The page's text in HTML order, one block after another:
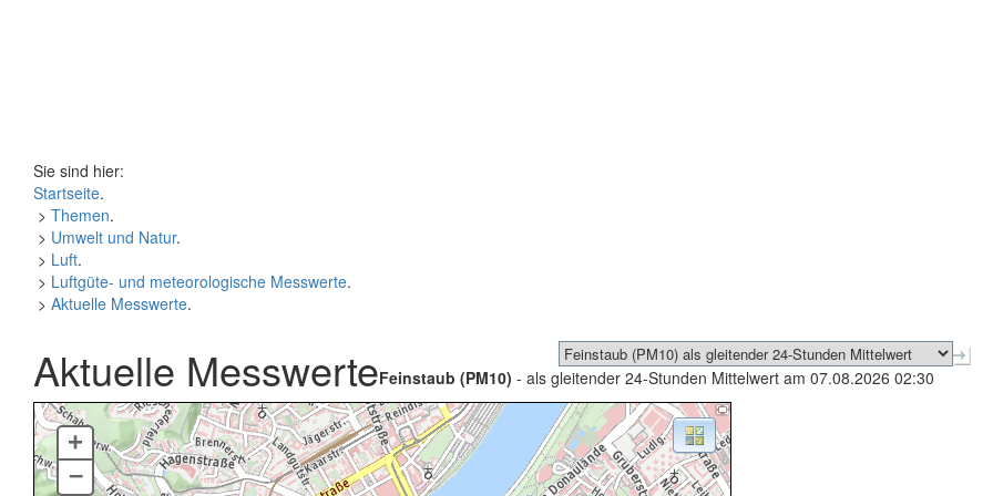
Sie sind hier:
Startseite.
> Themen.
> Umwelt und Natur.
> Luft.
> Luftgüte- und meteorologische Messwerte.
> Aktuelle Messwerte.
Aktuelle MesswerteFeinstaub (PM10) - als gleitender 24-Stunden Mittelwert am 07.08.2026 02:30
+
–